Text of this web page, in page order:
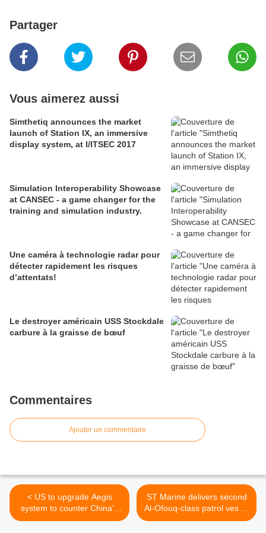
Partager
Vous aimerez aussi
Simthetiq announces the market
launch of Station IX, an immersive
display system, at I/ITSEC 2017
Simulation Interoperability Showcase
at CANSEC - a game changer for the
training and simulation industry.
Une caméra à technologie radar pour
détecter rapidement les risques
d’attentats!
Le destroyer américain USS Stockdale
carbure à la graisse de bœuf
Commentaires
Ajouter un commentaire
< US to upgrade Aegis
system to counter China's
DF-26 missiles
ST Marine delivers second
Al-Ofouq-class patrol vessel
to Oman Navy >